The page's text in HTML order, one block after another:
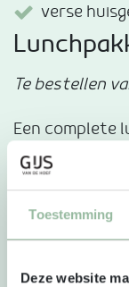
Toestemming
Deze website
verse
Te bestellen
Een complete
Een luxe
Een goed
Flesje
Een